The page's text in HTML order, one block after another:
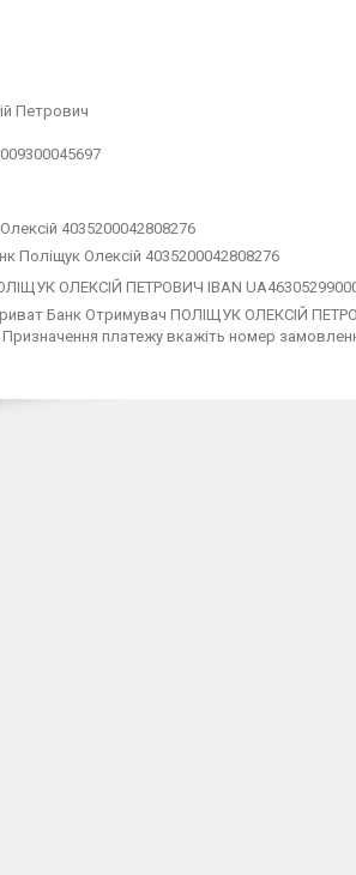
Петрович
4035200042808276
Поліщук Олексій 4035200042808276
ОЛЕКСІЙ ПЕТРОВИЧ IBAN
Банк Отримувач ПОЛІЩУК ОЛЕКСІЙ
платежу вкажіть номер